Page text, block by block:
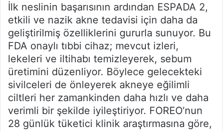
İlk neslinin başarısının ardından ESPADA 2,
etkili ve nazik akne tedavisi için daha da
geliştirilmiş özelliklerini gururla sunuyor. Bu
FDA onaylı tıbbi cihaz; mevcut izleri,
lekeleri ve iltihabı temizleyerek, sebum
üretimini düzenliyor. Böylece gelecekteki
sivilceleri de önleyerek akneye eğilimli
ciltleri her zamankinden daha hızlı ve daha
verimli bir şekilde iyileştiriyor. FOREO’nun
28 günlük tüketici klinik araştırmasına göre,